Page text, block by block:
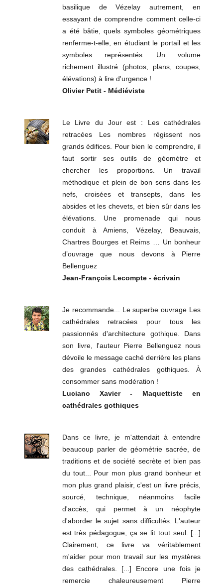
basilique de Vézelay autrement, en
essayant de comprendre comment celle-ci
a été bâtie, quels symboles géométriques
renferme-t-elle, en étudiant le portail et les
symboles représentés. Un volume
richement illustré (photos, plans, coupes,
élévations) à lire d'urgence !
Olivier Petit - Médiéviste
Le Livre du Jour est : Les cathédrales
retracées Les nombres régissent nos
grands édifices. Pour bien le comprendre, il
faut sortir ses outils de géomètre et
chercher les proportions. Un travail
méthodique et plein de bon sens dans les
nefs, croisées et transepts, dans les
absides et les chevets, et bien sûr dans les
élévations. Une promenade qui nous
conduit à Amiens, Vézelay, Beauvais,
Chartres Bourges et Reims … Un bonheur
d’ouvrage que nous devons à Pierre
Bellenguez
Jean-François Lecompte - écrivain
Je recommande... Le superbe ouvrage Les
cathédrales retracées pour tous les
passionnés d'architecture gothique. Dans
son livre, l'auteur Pierre Bellenguez nous
dévoile le message caché derrière les plans
des grandes cathédrales gothiques. À
consommer sans modération !
Luciano Xavier - Maquettiste en
cathédrales gothiques
Dans ce livre, je m'attendait à entendre
beaucoup parler de géométrie sacrée, de
traditions et de société secrète et bien pas
du tout... Pour mon plus grand bonheur et
mon plus grand plaisir, c'est un livre précis,
sourcé, technique, néanmoins facile
d'accès, qui permet à un néophyte
d'aborder le sujet sans difficultés. L'auteur
est très pédagogue, ça se lit tout seul. [...]
Clairement, ce livre va véritablement
m'aider pour mon travail sur les mystères
des cathédrales. [...] Encore une fois je
remercie chaleureusement Pierre